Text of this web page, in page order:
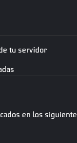
tu servidor
en los